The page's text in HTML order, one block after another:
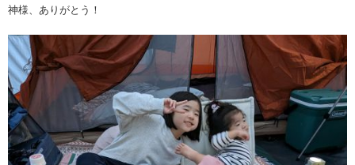
神様、ありがとう！